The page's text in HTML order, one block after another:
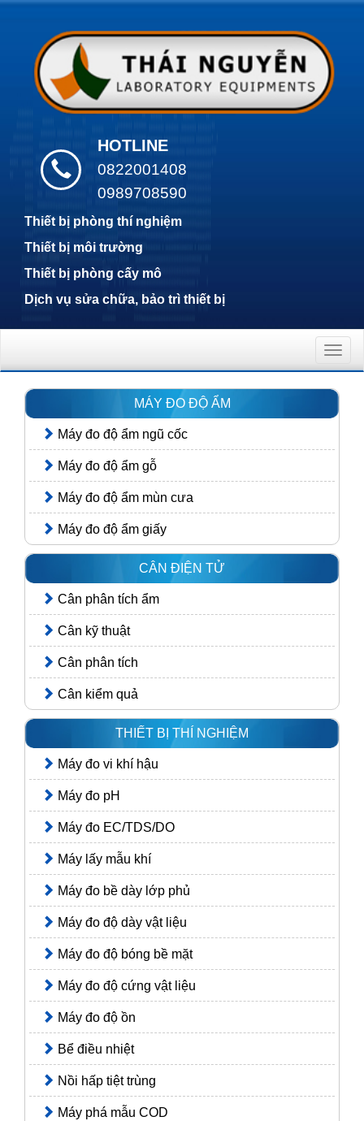
HOTLINE
0822001408
0989708590
Thiết bị phòng thí nghiệm
Thiết bị môi trường
Thiết bị phòng cấy mô
Dịch vụ sửa chữa, bảo trì thiết bị
MÁY ĐO ĐỘ ẨM
Máy đo độ ẩm ngũ cốc
Máy đo độ ẩm gỗ
Máy đo độ ẩm mùn cưa
Máy đo độ ẩm giấy
CÂN ĐIỆN TỬ
Cân phân tích ẩm
Cân kỹ thuật
Cân phân tích
Cân kiểm quả
THIẾT BỊ THÍ NGHIỆM
Máy đo vi khí hậu
Máy đo pH
Máy đo EC/TDS/DO
Máy lấy mẫu khí
Máy đo bề dày lớp phủ
Máy đo độ dày vật liệu
Máy đo độ bóng bề mặt
Máy đo độ cứng vật liệu
Máy đo độ ồn
Bể điều nhiệt
Nồi hấp tiệt trùng
Máy phá mẫu COD